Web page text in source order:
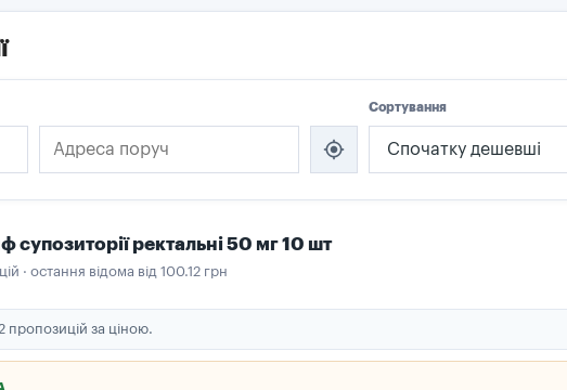
Сортування
my_location
супозиторії ректальні 50 мг 10 шт
· остання відома від 100.12 грн
пропозицій за ціною.